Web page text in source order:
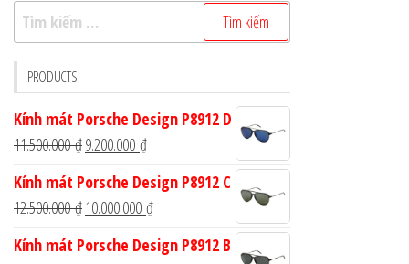
Tìm
kiếm
cho:
PRODUCTS
Kính mát Porsche Design P8912 D
11.500.000₫Giá
là:
11.500.000 ₫.
9.200.000 ₫Giá
tại
là:
9.200.000 ₫.
Kính mát Porsche Design P8912 C
12.500.000₫ Giá
là:
10.000.000 ₫Giá
tại
Kính mát Porsche Design P8912 B